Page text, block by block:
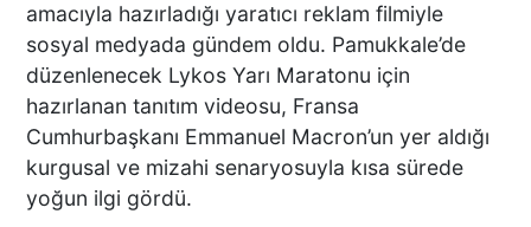
VİCDANSIZLIK
AZRAİL’E “ELDEN SONRA
GEL” DEDİ! OKEYE DEVAM
ETTİ
amacıyla hazırladığı yaratıcı reklam filmiyle
sosyal medyada gündem oldu. Pamukkale’de
düzenlenecek Lykos Yarı Maratonu için
hazırlanan tanıtım videosu, Fransa
Cumhurbaşkanı Emmanuel Macron’un yer aldığı
kurgusal ve mizahi senaryosuyla kısa sürede
yoğun ilgi gördü.